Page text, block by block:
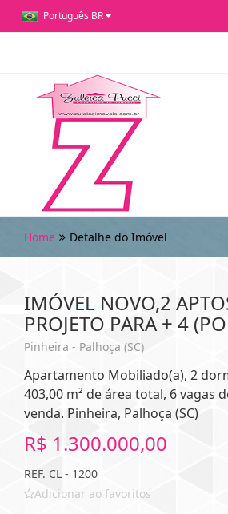
Português BR
Home Detalhe do Imóvel
IMÓVEL NOVO,2
PROJETO PARA + 4
Pinheira - Palhoça (SC)
Apartamento Mobiliado(a), 2
403,00 m² de área total, 6 vagas
venda. Pinheira, Palhoça (SC)
R$ 1.300.000,00
REF. CL - 1200
Adicionar ao favoritos